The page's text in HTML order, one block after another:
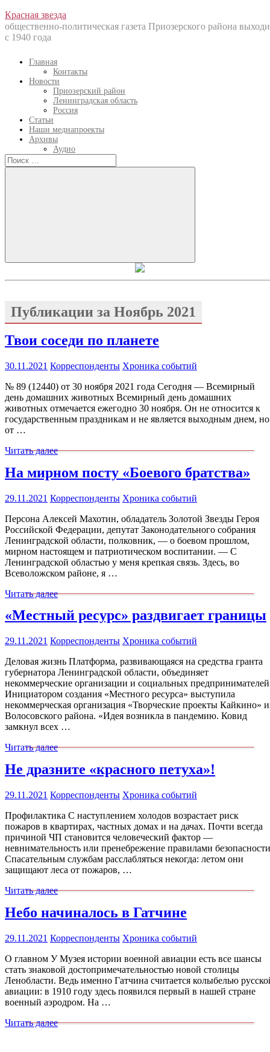
Перейти
к
содержанию
Красная звезда
общественно-политическая газета Приозерского района
с 1940 года
Главная
Контакты
Новости
Приозерский район
Ленинградская область
Россия
Статьи
Наши медиапроекты
Архивы
Аудио
Искать:
Искать
Публикации за Ноябрь 2021
Твои соседи по планете
30.11.2021 Корреспонденты Хроника событий
№ 89 (12440) от 30 ноября 2021 года Сегодня — Всемирный
день домашних животных Всемирный день домашних
животных отмечается ежегодно 30 ноября. Он не относится к
государственным праздникам и не является выходным днем, но
от …
Читать далее
На мирном посту «Боевого братства»
29.11.2021 Корреспонденты Хроника событий
Персона Алексей Махотин, обладатель Золотой Звезды Героя
Российской Федерации, депутат Законодательного собрания
Ленинградской области, полковник, — о боевом прошлом,
мирном настоящем и патриотическом воспитании. — С
Ленинградской областью у меня крепкая связь. Здесь, во
Всеволожском районе, я …
Читать далее
«Местный ресурс» раздвигает границы
29.11.2021 Корреспонденты Хроника событий
Деловая жизнь Платформа, развивающаяся на средства гранта
губернатора Ленинградской области, объединяет
некоммерческие организации и социальных
Инициатором создания «Местного ресурса» выступила
некоммерческая организация «Творческие проекты Кайкино»
Волосовского района. «Идея возникла в пандемию. Ковид
замкнул всех …
Читать далее
Не дразните «красного петуха»!
29.11.2021 Корреспонденты Хроника событий
Профилактика С наступлением холодов возрастает риск
пожаров в квартирах, частных домах и на дачах. Почти всегда
причиной ЧП становится человеческий фактор —
невнимательность или пренебрежение правилами
Спасательным службам расслабляться некогда: летом они
защищают леса от пожаров, …
Читать далее
Небо начиналось в Гатчине
29.11.2021 Корреспонденты Хроника событий
О главном У Музея истории военной авиации есть все шансы
стать знаковой достопримечательностью новой столицы
Ленобласти. Ведь именно Гатчина считается колыбелью
авиации: в 1910 году здесь появился первый в нашей стране
военный аэродром. На …
Читать далее